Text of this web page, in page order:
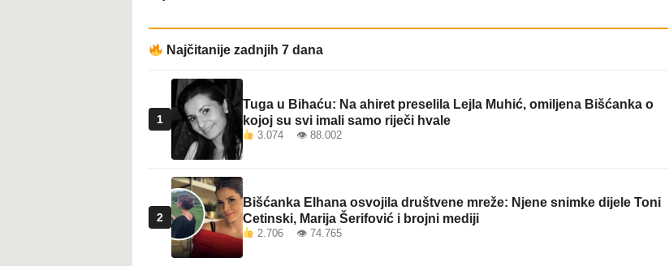
Najčitanije zadnjih 7 dana
1
Tuga u Bihaću: Na ahiret preselila Lejla Muhić, omiljena Bišćanka o
kojoj su svi imali samo riječi hvale
3.074 👁 88.002
2
Bišćanka Elhana osvojila društvene mreže: Njene snimke dijele Toni
Cetinski, Marija Šerifović i brojni mediji
2.706 👁 74.765